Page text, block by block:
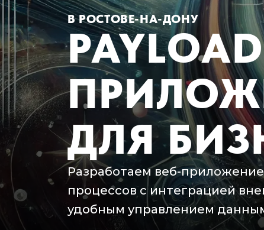
PAYLOAD
ДЛЯ
В РОСТОВЕ-НА-ДОНУ
Разработаем веб-
процессов с интеграцией
удобным управлением